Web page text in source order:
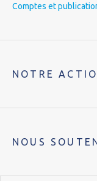
Comptes et
NOTRE
NOUS